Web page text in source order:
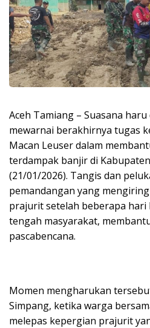
Aceh Tamiang – Suasana
mewarnai berakhirnya tugas
Macan Leuser dalam
terdampak banjir di
(21/01/2026). Tangis dan
pemandangan yang
prajurit setelah beberapa hari
tengah masyarakat,
pascabencana.
Momen mengharukan
Simpang, ketika warga
melepas kepergian prajurit